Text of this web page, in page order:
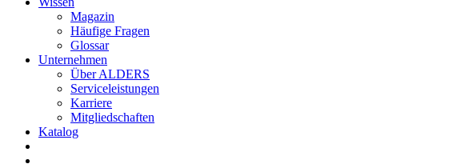
Magazin
Häufige Fragen
Glossar
Unternehmen
Über ALDERS
Serviceleistungen
Karriere
Mitgliedschaften
Katalog